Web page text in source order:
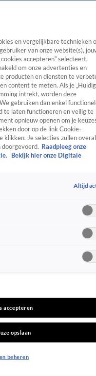
TV Algemeen
Tip
RealityCrimeVideo's
filmt
en vergelijkbare technieken
van onze website(s),
accepteren” selecteert,
om onze advertenties en
producten en diensten te
content te meten. Als je
intrekt, worden deze
gebruiken dan enkel
te laten functioneren en veilig te
opnieuw openen om je
door op de link Cookie-
klikken. Je selecties zullen overal
doorgevoerd. Raadpleeg onze
Bekijk hier onze Digitale
Altijd
accepteren
opslaan
beheren